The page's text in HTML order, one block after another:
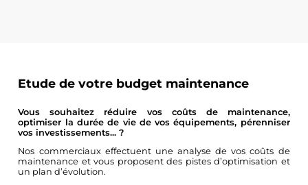
Etude de votre budget maintenance
Vous souhaitez réduire vos coûts de maintenance,
optimiser la durée de vie de vos équipements, pérenniser
vos investissements... ?
Nos commerciaux effectuent une analyse de vos coûts de
maintenance et vous proposent des pistes d’optimisation et
un plan d’évolution.